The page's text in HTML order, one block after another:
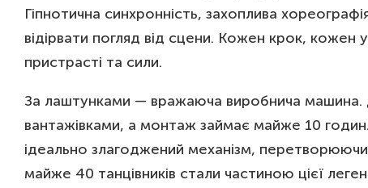
Гіпнотична синхронність, захоплива
відірвати погляд від сцени. Кожен крок,
пристрасті та сили.
За лаштунками — вражаюча виробнича машина.
вантажівками, а монтаж займає майже 10
ідеально злагоджений механізм,
майже 40 танцівників стали частиною цієї